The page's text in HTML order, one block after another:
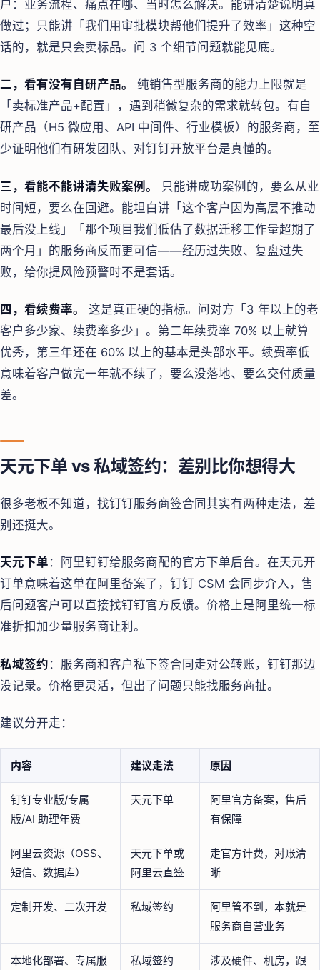
户：业务流程、痛点在哪、当时怎么解决。能讲清楚说明真
做过；只能讲「我们用审批模块帮他们提升了效率」这种空
话的，就是只会卖标品。问 3 个细节问题就能见底。
二，看有没有自研产品。
纯销售型服务商的能力上限就是
「卖标准产品+配置」，遇到稍微复杂的需求就转包。有自
研产品（H5 微应用、API 中间件、行业模板）的服务商，至
少证明他们有研发团队、对钉钉开放平台是真懂的。
三，看能不能讲清失败案例。
只能讲成功案例的，要么从业
时间短，要么在回避。能坦白讲「这个客户因为高层不推动
最后没上线」「那个项目我们低估了数据迁移工作量超期了
两个月」的服务商反而更可信——经历过失败、复盘过失
败，给你提风险预警时不是套话。
四，看续费率。
这是真正硬的指标。问对方「3 年以上的老
客户多少家、续费率多少」。第二年续费率 70% 以上就算
优秀，第三年还在 60% 以上的基本是头部水平。续费率低
意味着客户做完一年就不续了，要么没落地、要么交付质量
差。
天元下单 vs 私域签约：差别比你想得大
很多老板不知道，找钉钉服务商签合同其实有两种走法，差
别还挺大。
天元下单 ：阿里钉钉给服务商配的官方下单后台。在天元开
订单意味着这单在阿里备案了，钉钉 CSM 会同步介入，售
后问题客户可以直接找钉钉官方反馈。价格上是阿里统一标
准折扣加少量服务商让利。
私域签约 ：服务商和客户私下签合同走对公转账，钉钉那边
没记录。价格更灵活，但出了问题只能找服务商扯。
建议分开走：
内容 建议走法 原因
钉钉专业版/专属
版/AI 助理年费
天元下单
阿里官方备案，售后
有保障
阿里云资源（OSS、
短信、数据库）
天元下单或
阿里云直签
走官方计费，对账清
晰
定制开发、二次开发 私域签约
阿里管不到，本就是
服务商自营业务
本地化部署、专属服
私域签约
涉及硬件、机房，跟